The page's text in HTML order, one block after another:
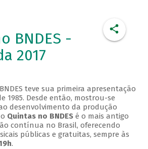
BNDES -
2017
teve sua primeira apresentação
1985. Desde então, mostrou-se
desenvolvimento da produção
Quintas no BNDESé o mais antigo
contínua no Brasil, oferecendo
públicas e gratuitas, sempre às
.